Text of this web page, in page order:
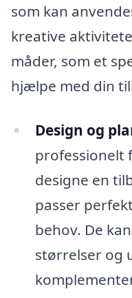
som kan
kreative
måder, som et
hjælpe med din
Design og
professionelt
designe en
passer
behov. De
størrelser og